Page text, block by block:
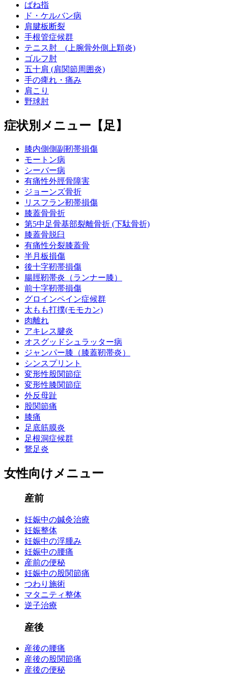
ばね指
ド・ケルバン病
肩腱板断裂
手根管症候群
テニス肘 (上腕骨外側上顆炎)
ゴルフ肘
五十肩 (肩関節周囲炎)
手の痺れ・痛み
肩こり
野球肘
症状別メニュー【足】
膝内側側副靭帯損傷
モートン病
シーバー病
有痛性外脛骨障害
ジョーンズ骨折
リスフラン靭帯損傷
膝蓋骨骨折
第5中足骨基部裂離骨折 (下駄骨折)
膝蓋骨脱臼
有痛性分裂膝蓋骨
半月板損傷
後十字靭帯損傷
腸脛靭帯炎（ランナー膝）
前十字靭帯損傷
グロインペイン症候群
太もも打撲(モモカン)
肉離れ
アキレス腱炎
オスグッドシュラッター病
ジャンパー膝（膝蓋靭帯炎）
シンスプリント
変形性股関節症
変形性膝関節症
外反母趾
股関節痛
膝痛
足底筋膜炎
足根洞症候群
鵞足炎
女性向けメニュー
産前
妊娠中の鍼灸治療
妊娠整体
妊娠中の浮腫み
妊娠中の腰痛
産前の便秘
妊娠中の股関節痛
つわり施術
マタニティ整体
逆子治療
産後
産後の腰痛
産後の股関節痛
産後の便秘